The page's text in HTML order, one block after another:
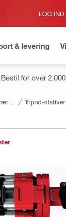
LOG IND
& levering
Bestil for over
Tilbehør til måleværktøjer og scannere Tripod-stativer